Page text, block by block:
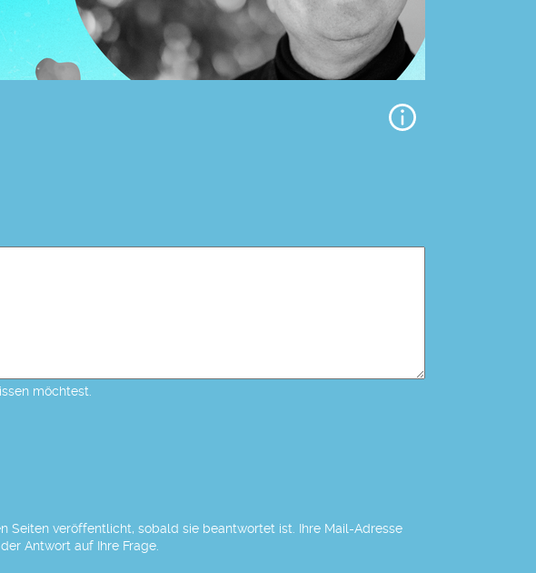
möchtest.
Seiten veröffentlicht, sobald sie beantwortet ist. Ihre Mail-Adresse
Antwort auf Ihre Frage.